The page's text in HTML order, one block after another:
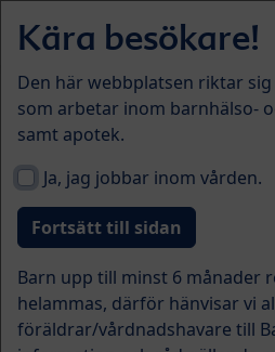
Menü
Välkommen till
Kära besökare!
Den här webbplatsen riktar
som arbetar inom barnhälso-
samt apotek.
Ja, jag jobbar inom vården.
Barn upp till minst 6 månader
helammas, därför hänvisar vi
föräldrar/vårdnadshavare till